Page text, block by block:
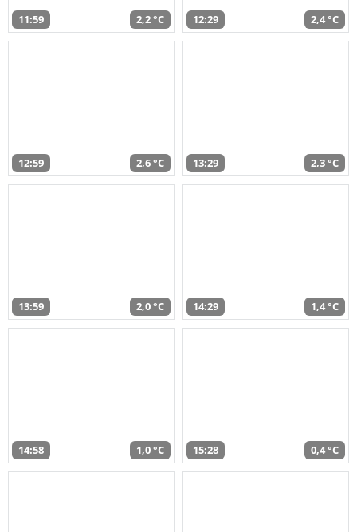
11:59 2,2 °C 12:29 2,4 °C
12:59 2,6 °C 13:29 2,3 °C
13:59 2,0 °C 14:29 1,4 °C
14:58 1,0 °C 15:28 0,4 °C